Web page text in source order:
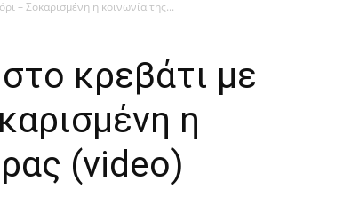
– Σοκαρισμένη η κοινωνία της...
κρεβάτι με
η
(video)